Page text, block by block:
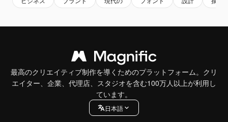
最高のクリエイティブ制作を導くためのプラットフォーム。クリ
エイター、企業、代理店、スタジオを含む100万人以上が利用し
ています。
日本語